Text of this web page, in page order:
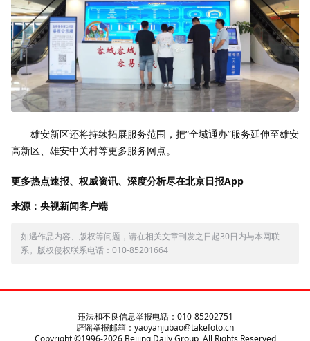
雄安新区还将持续拓展服务范围，把“全域通办”服务延伸至雄安
高新区、雄安中关村等更多服务网点。
更多热点速报、权威资讯、深度分析尽在北京日报App
来源：央视新闻客户端
如遇作品内容、版权等问题，请在相关文章刊发之日起30日内与本网联
系。版权侵权联系电话：010-85201664
违法和不良信息举报电话：010-85202751
辟谣举报邮箱：yaoyanjubao@takefoto.cn
Copyright ©1996-2026Beijing Daily Group, All Rights Reserved